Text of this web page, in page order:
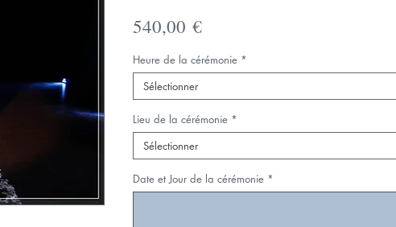
540,00 €Prix
Heure de la cérémonie *
Sélectionner
Lieu de la cérémonie *
Sélectionner
Date et Jour de la cérémonie *